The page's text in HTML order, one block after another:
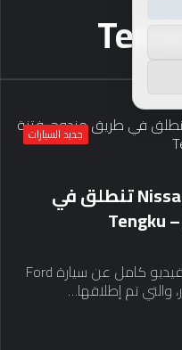
جديد السيارات
إن قيادة السيارة لـ Nissan GT-R تنطلق في
طريق مزدوج، فتنة جانجان – Tengku
بعد ذلك، بدأنا في مشاهدة مقطع فيديو كامل عن سيارة Ford